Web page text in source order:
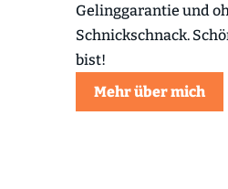
Gelinggarantie und
Schnickschnack.
bist!
Mehr über mich